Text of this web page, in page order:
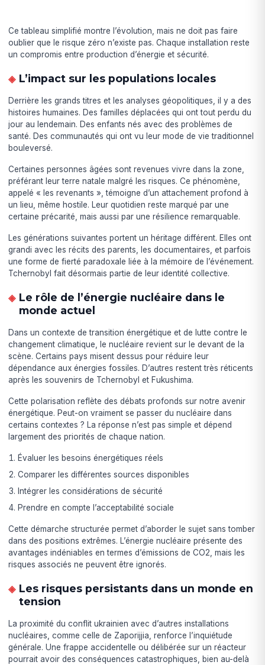
Ce tableau simplifié montre l’évolution, mais ne doit pas faire
oublier que le risque zéro n’existe pas. Chaque installation reste
un compromis entre production d’énergie et sécurité.
L’impact sur les populations locales
Derrière les grands titres et les analyses géopolitiques, il y a des
histoires humaines. Des familles déplacées qui ont tout perdu du
jour au lendemain. Des enfants nés avec des problèmes de
santé. Des communautés qui ont vu leur mode de vie traditionnel
bouleversé.
Certaines personnes âgées sont revenues vivre dans la zone,
préférant leur terre natale malgré les risques. Ce phénomène,
appelé « les revenants », témoigne d’un attachement profond à
un lieu, même hostile. Leur quotidien reste marqué par une
certaine précarité, mais aussi par une résilience remarquable.
Les générations suivantes portent un héritage différent. Elles ont
grandi avec les récits des parents, les documentaires, et parfois
une forme de fierté paradoxale liée à la mémoire de l’événement.
Tchernobyl fait désormais partie de leur identité collective.
Le rôle de l’énergie nucléaire dans le
monde actuel
Dans un contexte de transition énergétique et de lutte contre le
changement climatique, le nucléaire revient sur le devant de la
scène. Certains pays misent dessus pour réduire leur
dépendance aux énergies fossiles. D’autres restent très réticents
après les souvenirs de Tchernobyl et Fukushima.
Cette polarisation reflète des débats profonds sur notre avenir
énergétique. Peut-on vraiment se passer du nucléaire dans
certains contextes ? La réponse n’est pas simple et dépend
largement des priorités de chaque nation.
Évaluer les besoins énergétiques réels
Comparer les différentes sources disponibles
Intégrer les considérations de sécurité
Prendre en compte l’acceptabilité sociale
Cette démarche structurée permet d’aborder le sujet sans tomber
dans des positions extrêmes. L’énergie nucléaire présente des
avantages indéniables en termes d’émissions de CO2, mais les
risques associés ne peuvent être ignorés.
Les risques persistants dans un monde en
tension
La proximité du conflit ukrainien avec d’autres installations
nucléaires, comme celle de Zaporijjia, renforce l’inquiétude
générale. Une frappe accidentelle ou délibérée sur un réacteur
pourrait avoir des conséquences catastrophiques, bien au-delà